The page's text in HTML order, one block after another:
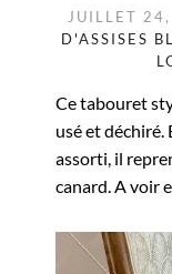
JUILLET
D'ASSISES
Ce tabouret
usé et déchiré.
assorti, il
canard. A voir